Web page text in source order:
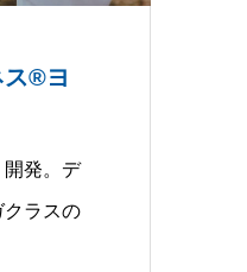
ス®︎ヨ
発。デ
ラスの